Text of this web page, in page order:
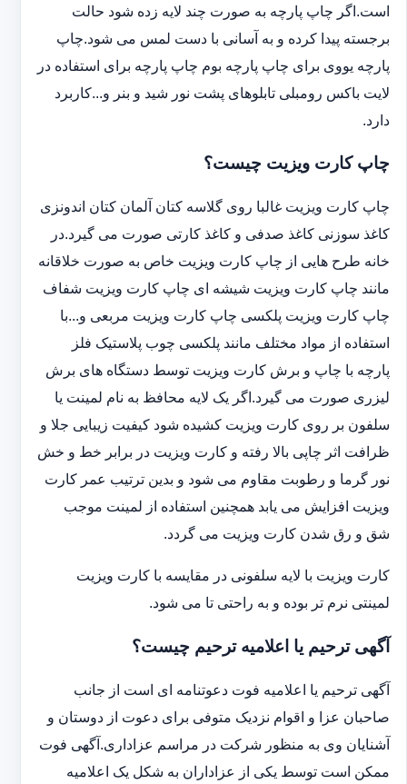
است.اگر چاپ پارچه به صورت چند لایه زده شود حالت
برجسته پیدا کرده و به آسانی با دست لمس می شود.چاپ
پارچه یووی برای چاپ پارچه بوم چاپ پارچه برای استفاده در
لایت باکس رومبلی تابلوهای پشت نور شید و بنر و...کاربرد
دارد.
چاپ کارت ویزیت چیست؟
چاپ کارت ویزیت غالبا روی گلاسه کتان آلمان کتان اندونزی
کاغذ سوزنی کاغذ صدفی و کاغذ کارتی صورت می گیرد.در
خانه طرح هایی از چاپ کارت ویزیت خاص به صورت خلاقانه
مانند چاپ کارت ویزیت شیشه ای چاپ کارت ویزیت شفاف
چاپ کارت ویزیت پلکسی چاپ کارت ویزیت مربعی و...با
استفاده از مواد مختلف مانند پلکسی چوب پلاستیک فلز
پارچه با چاپ و برش کارت ویزیت توسط دستگاه های برش
لیزری صورت می گیرد.اگر یک لایه محافظ به نام لمینت یا
سلفون بر روی کارت ویزیت کشیده شود کیفیت زیبایی جلا و
ظرافت اثر چاپی بالا رفته و کارت ویزیت در برابر خط و خش
نور گرما و رطوبت مقاوم می شود و بدین ترتیب عمر کارت
ویزیت افزایش می یابد همچنین استفاده از لمینت موجب
شق و رق شدن کارت ویزیت می گردد.
کارت ویزیت با لایه سلفونی در مقایسه با کارت ویزیت
لمینتی نرم تر بوده و به راحتی تا می شود.
آگهی ترحیم یا اعلامیه ترحیم چیست؟
آگهی ترحیم یا اعلامیه فوت دعوتنامه ای است از جانب
صاحبان عزا و اقوام نزدیک متوفی برای دعوت از دوستان و
آشنایان وی به منظور شرکت در مراسم عزاداری.آگهی فوت
ممکن است توسط یکی از عزاداران به شکل یک اعلامیه